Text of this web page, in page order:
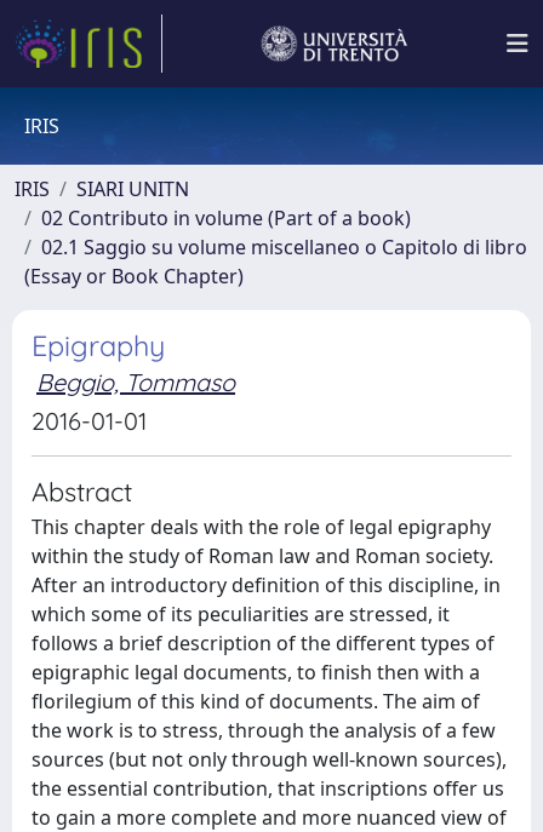
IRIS
IRIS
SIARI UNITN
02 Contributo in volume (Part of a book)
02.1 Saggio su volume miscellaneo o Capitolo di libro
(Essay or Book Chapter)
Epigraphy
Beggio, Tommaso
2016-01-01
Abstract
This chapter deals with the role of legal epigraphy
within the study of Roman law and Roman society.
After an introductory definition of this discipline, in
which some of its peculiarities are stressed, it
follows a brief description of the different types of
epigraphic legal documents, to finish then with a
florilegium of this kind of documents. The aim of
the work is to stress, through the analysis of a few
sources (but not only through well-known sources),
the essential contribution, that inscriptions offer us
to gain a more complete and more nuanced view of